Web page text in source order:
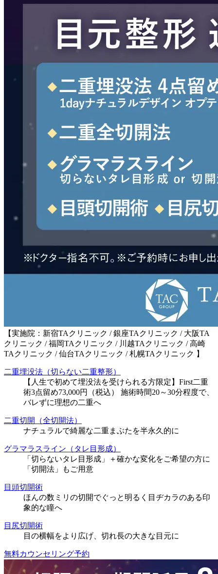
【実施院：新宿TAクリニック / 銀座TAクリニック / 大阪TA
クリニック / 福岡TAクリニック / 川越TAクリニック / 高崎
TAクリニック / 仙台TAクリニック / 札幌TAクリニック 】
二重埋没法（切らない二重整形）
【人生で初めて埋没法を受けられる方限定】First二重
術3点留め73,000円（税込） 施術時間20～30分程度で、
バレずに理想の二重へ
二重切開（全切開法）
ナチュラルで綺麗な二重まぶたを半永久的に
グラマラスライン（タレ目形成）
「切らないタレ目形成」＋確かな変化をご希望の方に
「切開法」もご用意
目頭切開術
ほんの数ミリの切開でぐっと明るく目ヂカラのある印
象的な瞳へ
目尻切開術
目の横幅をより広げ、切れ長の大きな目元に
無料カウンセリング予約